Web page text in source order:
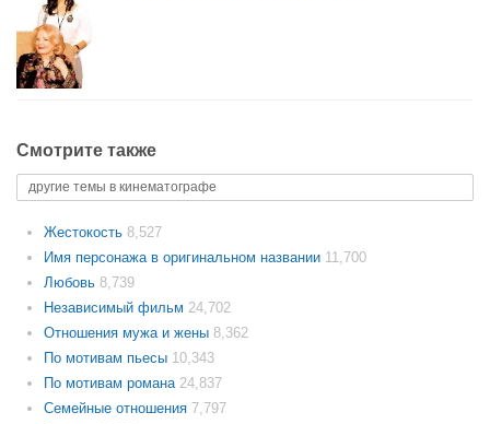
Смотрите также
другие темы в кинематографе
Жестокость 8,527
Имя персонажа в оригинальном названии 11,700
Любовь 8,739
Независимый фильм 24,702
Отношения мужа и жены 8,362
По мотивам пьесы 10,343
По мотивам романа 24,837
Семейные отношения 7,797